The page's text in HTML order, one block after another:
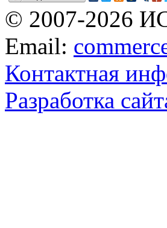
© 2007-2026
Email:
Контактная
Разработка